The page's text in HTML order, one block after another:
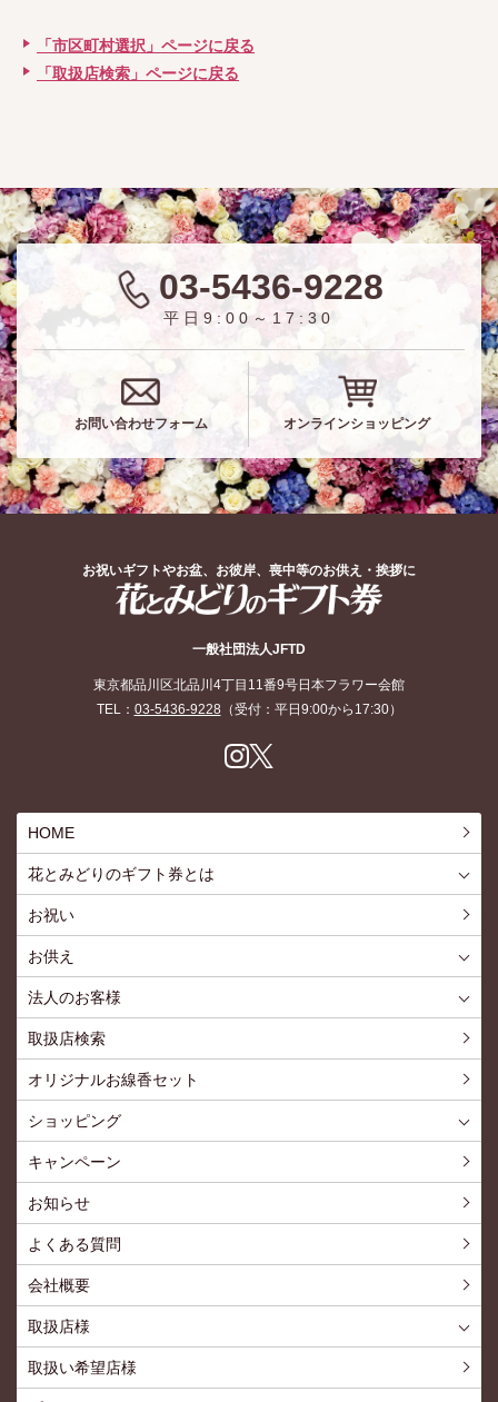
「市区町村選択」ページに戻る
「取扱店検索」ページに戻る
03-5436-9228
平日9:00～17:30
お問い合わせフォーム オンラインショッピング
お祝いギフトやお盆、お彼岸、喪中等のお供え・挨拶に
一般社団法人JFTD
東京都品川区北品川4丁目11番9号日本フラワー会館
TEL： 03-5436-9228 （受付：平日9:00から17:30）
HOME
花とみどりのギフト券とは
お祝い
お供え
法人のお客様
取扱店検索
オリジナルお線香セット
ショッピング
キャンペーン
お知らせ
よくある質問
会社概要
取扱店様
取扱い希望店様